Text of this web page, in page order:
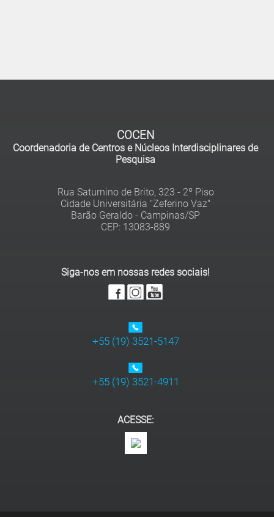
COCEN
Coordenadoria de Centros e Núcleos Interdisciplinares de
Pesquisa
Rua Saturnino de Brito, 323 - 2º Piso
Cidade Universitária "Zeferino Vaz"
Barão Geraldo - Campinas/SP
Siga-nos em nossas redes sociais!
+55 (19) 3521-5147
+55 (19) 3521-4911
ACESSE: